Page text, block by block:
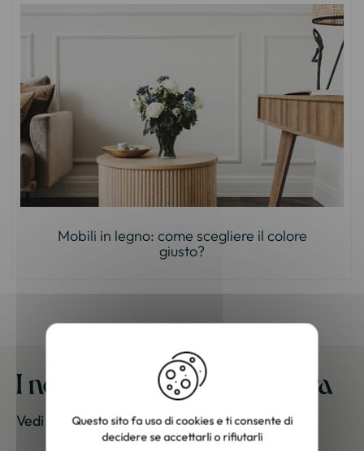
Mobili in legno: come scegliere il colore
giusto?
I nostri mobili a casa vostra
Vedi le foto dei nostri clienti
Questo sito fa uso di cookies e ti consente di
decidere se accettarli o rifiutarli